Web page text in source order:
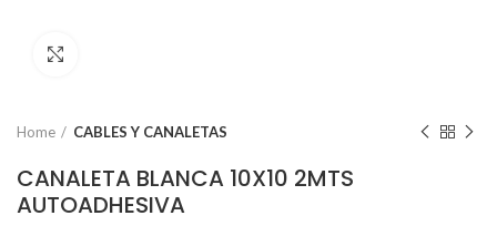
Home CABLES Y CANALETAS
CANALETA BLANCA 10X10 2MTS
AUTOADHESIVA